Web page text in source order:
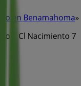
en Benamahoma»
| Cl Nacimiento 7